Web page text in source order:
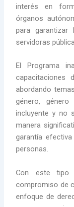
interés en
órganos
para garantizar
servidoras
El Programa
capacitaciones
abordando
género,
incluyente y no
manera
garantía
personas.
Con este tipo
compromiso de
enfoque de